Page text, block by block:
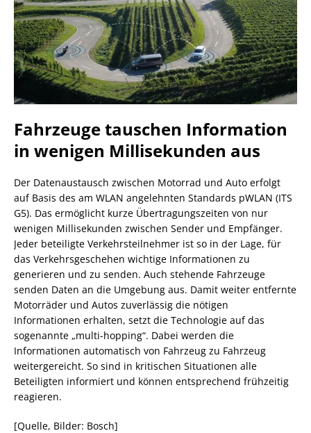
Fahrzeuge tauschen Information
in wenigen Millisekunden aus
Der Datenaustausch zwischen Motorrad und Auto erfolgt
auf Basis des am WLAN angelehnten Standards pWLAN (ITS
G5). Das ermöglicht kurze Übertragungszeiten von nur
wenigen Millisekunden zwischen Sender und Empfänger.
Jeder beteiligte Verkehrsteilnehmer ist so in der Lage, für
das Verkehrsgeschehen wichtige Informationen zu
generieren und zu senden. Auch stehende Fahrzeuge
senden Daten an die Umgebung aus. Damit weiter entfernte
Motorräder und Autos zuverlässig die nötigen
Informationen erhalten, setzt die Technologie auf das
sogenannte „multi-hopping“. Dabei werden die
Informationen automatisch von Fahrzeug zu Fahrzeug
weitergereicht. So sind in kritischen Situationen alle
Beteiligten informiert und können entsprechend frühzeitig
reagieren.
[Quelle, Bilder: Bosch]